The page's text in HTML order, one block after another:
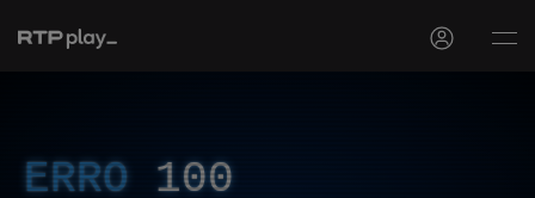
ERRO 100